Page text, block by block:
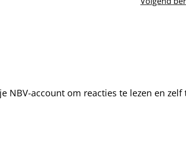
Het
NBV-account om reacties te lezen en zelf